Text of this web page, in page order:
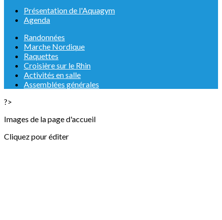
Présentation de l'Aquagym
Agenda
Randonnées
Marche Nordique
Raquettes
Croisière sur le Rhin
Activités en salle
Assemblées générales
?>
Images de la page d'accueil
Cliquez pour éditer